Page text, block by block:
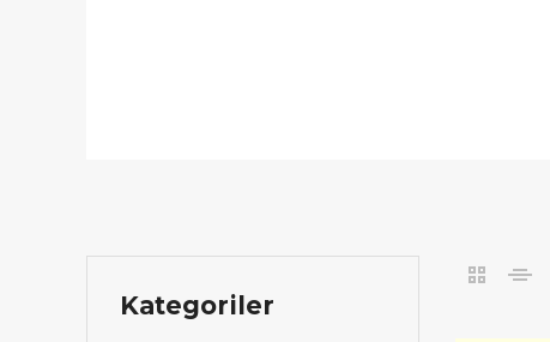
Kategoriler